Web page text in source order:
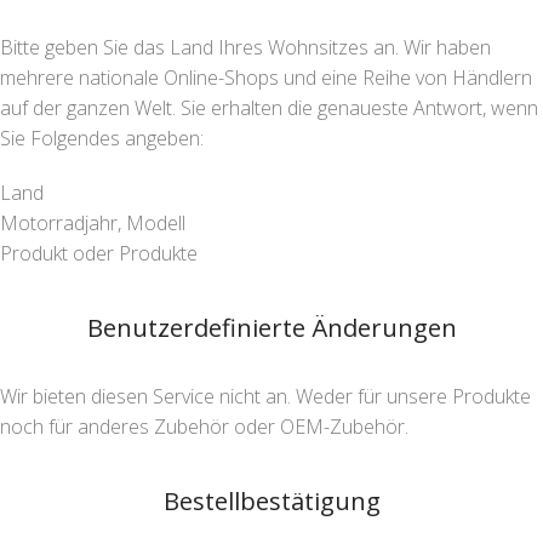
Bitte geben Sie das Land Ihres Wohnsitzes an. Wir haben
mehrere nationale Online-Shops und eine Reihe von Händlern
auf der ganzen Welt. Sie erhalten die genaueste Antwort, wenn
Sie Folgendes angeben:
Land
Motorradjahr, Modell
Produkt oder Produkte
Benutzerdefinierte Änderungen
Wir bieten diesen Service nicht an. Weder für unsere Produkte
noch für anderes Zubehör oder OEM-Zubehör.
Bestellbestätigung